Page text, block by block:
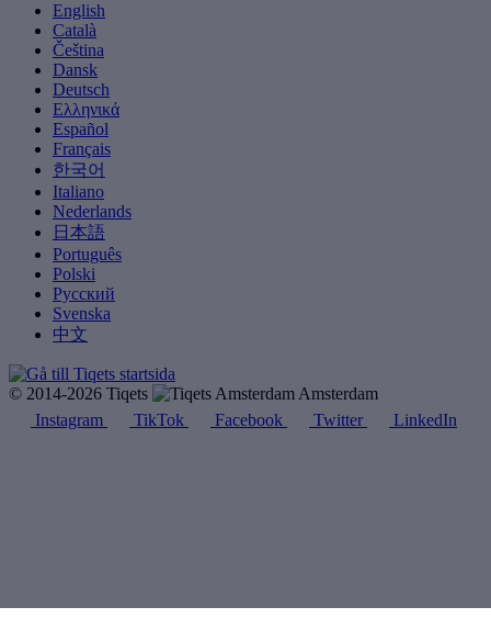
English
Català
Čeština
Dansk
Deutsch
Ελληνικά
Español
Français
한국어
Italiano
Nederlands
日本語
Português
Polski
Русский
Svenska
中文
© 2014-2026 Tiqets
Amsterdam
Instagram
TikTok Facebook Twitter LinkedIn